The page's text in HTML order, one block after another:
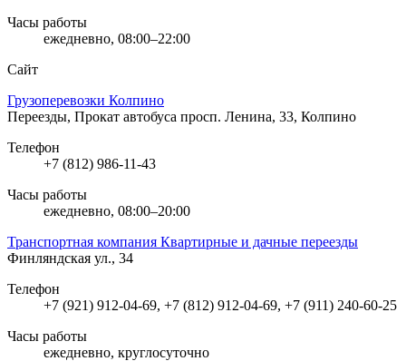
Часы работы
ежедневно, 08:00–22:00
Сайт
Грузоперевозки Колпино
Переезды, Прокат автобуса просп. Ленина, 33, Колпино
Телефон
+7 (812) 986-11-43
Часы работы
ежедневно, 08:00–20:00
Транспортная компания Квартирные и дачные переезды
Финляндская ул., 34
Телефон
+7 (921) 912-04-69, +7 (812) 912-04-69, +7 (911) 240-60-25
Часы работы
ежедневно, круглосуточно